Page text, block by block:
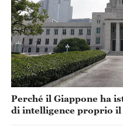
Perché il Giappone ha
di intelligence proprio il